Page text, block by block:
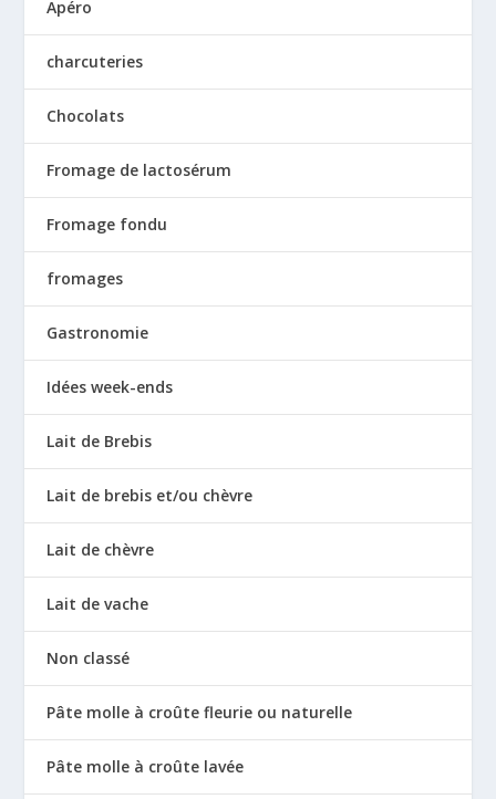
Apéro
charcuteries
Chocolats
Fromage de lactosérum
Fromage fondu
fromages
Gastronomie
Idées week-ends
Lait de Brebis
Lait de brebis et/ou chèvre
Lait de chèvre
Lait de vache
Non classé
Pâte molle à croûte fleurie ou naturelle
Pâte molle à croûte lavée